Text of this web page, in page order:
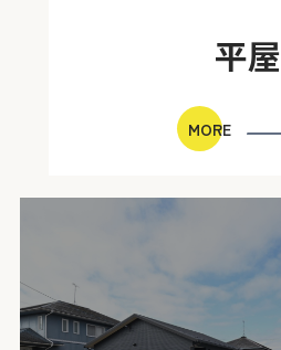
平屋
MORE